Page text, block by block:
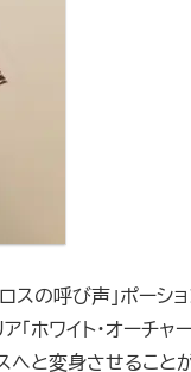
の呼び声」ポーシ
「ホワイト・オーチ
と変身させること